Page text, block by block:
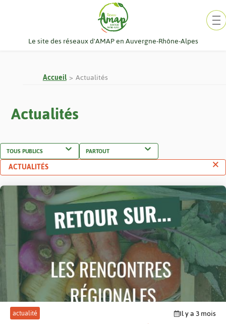
Le site des réseaux d'AMAP en Auvergne-Rhône-Alpes
Accueil Actualités
Actualités
ACTUALITÉS
Contenu
mis
en
avant
actualité Il y a 3 mois